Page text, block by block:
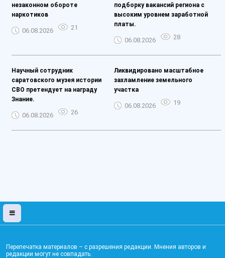
незаконном обороте
наркотиков
06.08.2026 21
подборку вакансий региона с
высоким уровнем заработной
платы.
06.08.2026 28
Научный сотрудник
саратовского музея истории
СВО претендует на награду
Знание.
06.08.2026 26
Ликвидировано масштабное
захламление земельного
участка
06.08.2026 19
Перепечатка материалов – с разрешения редакции. Мнения авторов и
редакции могут не совпадать.